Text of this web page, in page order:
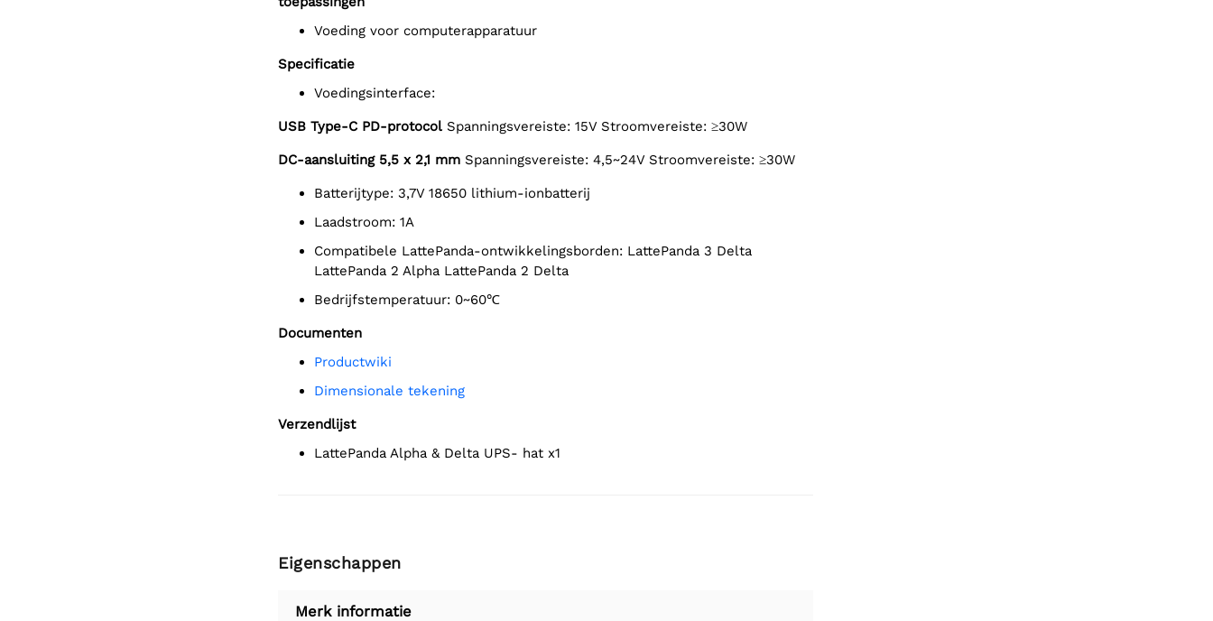
Voeding voor computerapparatuur
Specificatie
Voedingsinterface:
USB Type-C PD-protocol Spanningsvereiste: 15V Stroomvereiste: ≥30W
DC-aansluiting 5,5 x 2,1 mm Spanningsvereiste: 4,5~24V Stroomvereiste: ≥30W
Batterijtype: 3,7V 18650 lithium-ionbatterij
Laadstroom: 1A
Compatibele LattePanda-ontwikkelingsborden: LattePanda 3 Delta
LattePanda 2 Alpha LattePanda 2 Delta
Bedrijfstemperatuur: 0~60℃
Documenten
Productwiki
Dimensionale tekening
Verzendlijst
LattePanda Alpha & Delta UPS- hat x1
Eigenschappen
Merk informatie